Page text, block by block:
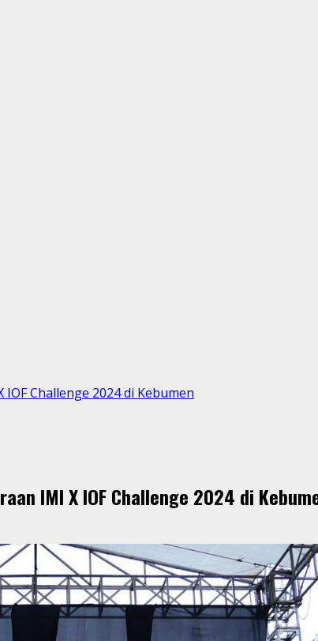
Challenge 2024 di Kebumen
IMI X IOF Challenge 2024 di